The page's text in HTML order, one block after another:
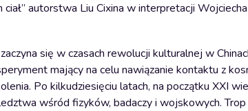
ciał” autorstwa Liu Cixina w interpretacji
się w czasach rewolucji kulturalnej w
mający na celu nawiązanie kontaktu z
Po kilkudziesięciu latach, na początku XXI
wśród fizyków, badaczy i wojskowych.